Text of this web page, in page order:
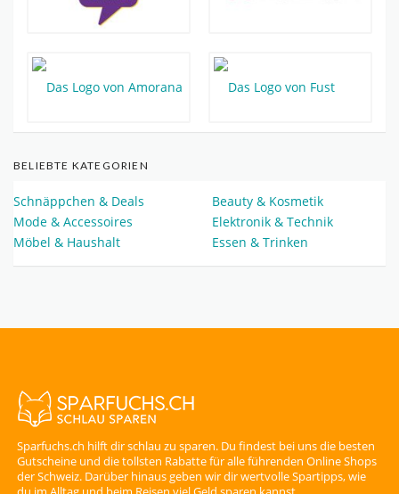
BELIEBTE KATEGORIEN
Schnäppchen & Deals
Beauty & Kosmetik
Mode & Accessoires
Elektronik & Technik
Möbel & Haushalt
Essen & Trinken
Sparfuchs.ch hilft dir schlau zu sparen. Du findest bei uns die besten
Gutscheine und die tollsten Rabatte für alle führenden Online Shops
der Schweiz. Darüber hinaus geben wir dir wertvolle Spartipps, wie